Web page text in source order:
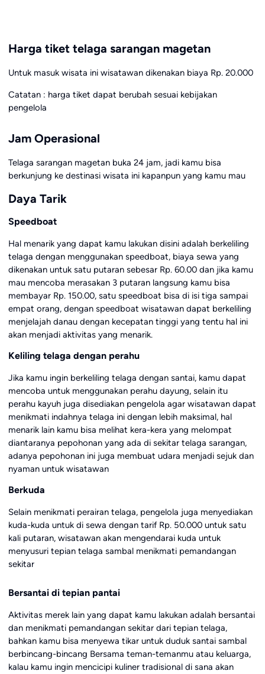
Harga tiket telaga sarangan magetan
Untuk masuk wisata ini wisatawan dikenakan biaya Rp. 20.000
Catatan : harga tiket dapat berubah sesuai kebijakan
pengelola
Jam Operasional
Telaga sarangan magetan buka 24 jam, jadi kamu bisa
berkunjung ke destinasi wisata ini kapanpun yang kamu mau
Daya Tarik
Speedboat
Hal menarik yang dapat kamu lakukan disini adalah berkeliling
telaga dengan menggunakan speedboat, biaya sewa yang
dikenakan untuk satu putaran sebesar Rp. 60.00 dan jika kamu
mau mencoba merasakan 3 putaran langsung kamu bisa
membayar Rp. 150.00, satu speedboat bisa di isi tiga sampai
empat orang, dengan speedboat wisatawan dapat berkeliling
menjelajah danau dengan kecepatan tinggi yang tentu hal ini
akan menjadi aktivitas yang menarik.
Keliling telaga dengan perahu
Jika kamu ingin berkeliling telaga dengan santai, kamu dapat
mencoba untuk menggunakan perahu dayung, selain itu
perahu kayuh juga disediakan pengelola agar wisatawan dapat
menikmati indahnya telaga ini dengan lebih maksimal, hal
menarik lain kamu bisa melihat kera-kera yang melompat
diantaranya pepohonan yang ada di sekitar telaga sarangan,
adanya pepohonan ini juga membuat udara menjadi sejuk dan
nyaman untuk wisatawan
Berkuda
Selain menikmati perairan telaga, pengelola juga menyediakan
kuda-kuda untuk di sewa dengan tarif Rp. 50.000 untuk satu
kali putaran, wisatawan akan mengendarai kuda untuk
menyusuri tepian telaga sambal menikmati pemandangan
sekitar
Bersantai di tepian pantai
Aktivitas merek lain yang dapat kamu lakukan adalah bersantai
dan menikmati pemandangan sekitar dari tepian telaga,
bahkan kamu bisa menyewa tikar untuk duduk santai sambal
berbincang-bincang Bersama teman-temanmu atau keluarga,
kalau kamu ingin mencicipi kuliner tradisional di sana akan